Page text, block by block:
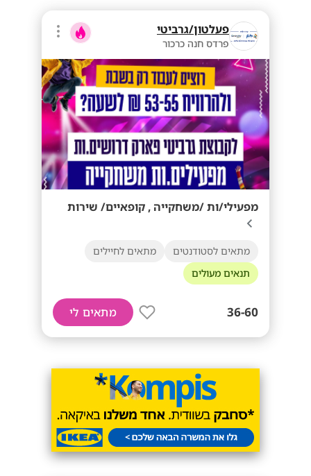
פעלטון/גרביטי
פרדס חנה כרכור
מפעילי/ות /משחקייה , קופאיים/ שירות
מתאים לסטודנטים
מתאים לחיילים
תנאים מעולים
36-60 מתאים לי